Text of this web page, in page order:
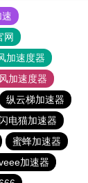
网
加速度器
加速度器
纵云梯加速器
闪电猫加速器
蜜蜂加速器
加速器